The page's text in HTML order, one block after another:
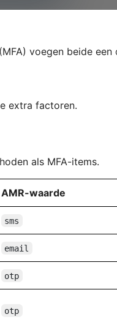
voegen beide een
extra factoren.
als MFA-items.
AMR-waarde
sms
email
otp
otp